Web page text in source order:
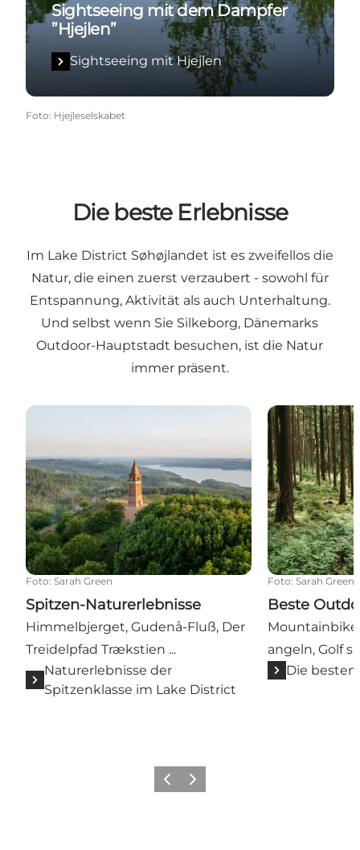
Sightseeing mit dem Dampfer
”Hjejlen”
Sightseeing mit Hjejlen
Foto: Hjejleselskabet
Die beste Erlebnisse
Im Lake District Søhøjlandet ist es zweifellos die
Natur, die einen zuerst verzaubert - sowohl für
Entspannung, Aktivität als auch Unterhaltung.
Und selbst wenn Sie Silkeborg, Dänemarks
Outdoor-Hauptstadt besuchen, ist die Natur
immer präsent.
Spitzen-Naturerlebnisse
Foto: Sarah Green
Spitzen-Naturerlebnisse
Himmelbjerget, Gudenå-Fluß, Der
Treidelpfad Trækstien ...
Naturerlebnisse der
Spitzenklasse im Lake District
Beste
Foto: Sarah Green
Beste
angeln, Golf
Die
ZurückWeiter